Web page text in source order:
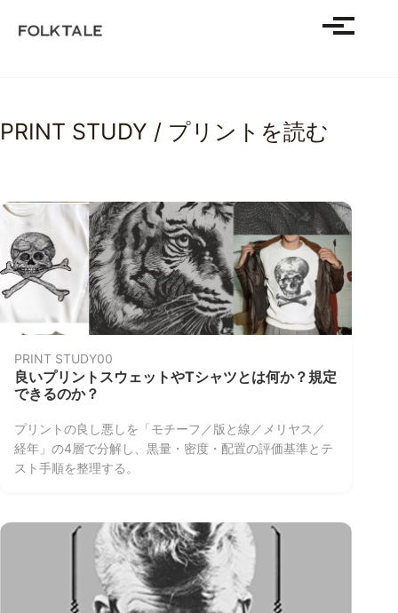
to
to
to
Toggle
PRINT STUDY / プリントを読む
PRINT STUDY00
良いプリントスウェットやTシャツとは何か？規定
できるのか？
プリントの良し悪しを「モチーフ／版と線／メリヤス／
経年」の4層で分解し、黒量・密度・配置の評価基準とテ
スト手順を整理する。
SHOP
PRINT STUDY
良いプリントスウェットやTシャツと
は何か？
PRINT STUDY
肖像画プリントの元祖、本物のベート
ーベンスウェットのはなし
－ BODY STUDY / スウェットを読む
BODY STUDY
BODY STUDY
ヴィンテージスウェット解析